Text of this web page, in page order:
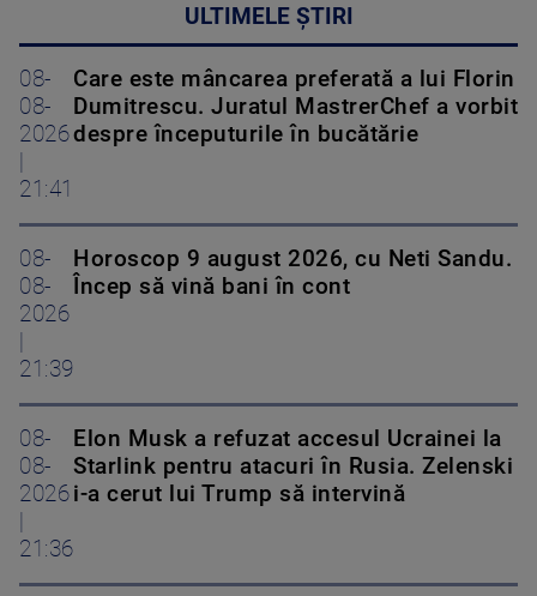
ULTIMELE ȘTIRI
08-
08-
2026
21:41
Care este mâncarea preferată a lui Florin
Dumitrescu. Juratul MastrerChef a vorbit
despre începuturile în bucătărie
08-
08-
2026
21:39
Horoscop 9 august 2026, cu Neti Sandu.
Încep să vină bani în cont
08-
08-
2026
21:36
Elon Musk a refuzat accesul Ucrainei la
Starlink pentru atacuri în Rusia. Zelenski
i-a cerut lui Trump să intervină